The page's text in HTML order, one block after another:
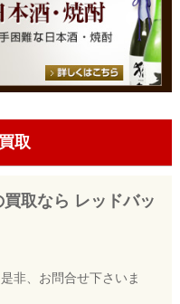
取
取なら レッドバッ
非、お問合せ下さいま